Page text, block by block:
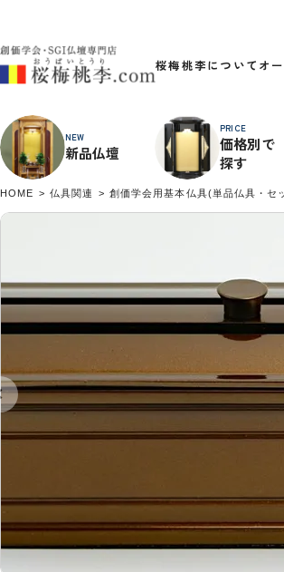
桜梅桃李について オ
NEW
新品仏壇
PRICE
価格別で
探す
HOME 仏具関連 創価学会用基本仏具(単品仏具・セ